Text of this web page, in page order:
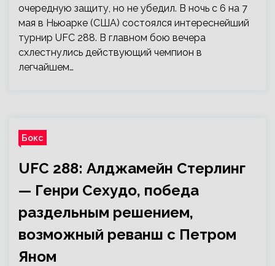
очередную защиту, но не убедил. В ночь с 6 на 7
мая в Ньюарке (США) состоялся интереснейший
турнир UFC 288. В главном бою вечера
схлестнулись действующий чемпион в
легчайшем…
Бокс
UFC 288: Алджамейн Стерлинг
— Генри Сехудо, победа
раздельным решением,
возможный реванш с Петром
Яном